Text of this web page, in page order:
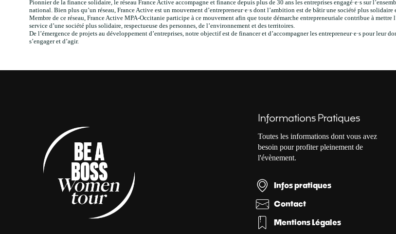
Pionnier de la finance solidaire, le réseau France Active accompagne et finance depuis plus de 30 ans les entreprises engagé·e·s sur
national. Bien plus qu’un réseau, France Active est un mouvement d’entrepreneur·e·s dont l’ambition est de bâtir une société plus solidaire
Membre de ce réseau, France Active MPA-Occitanie participe à ce mouvement afin que toute démarche entrepreneuriale contribue à mettre
service d’une société plus solidaire, respectueuse des personnes, de l’environnement et des territoires.
De l’émergence de projets au développement d’entreprises, notre objectif est de financer et d’accompagner les entrepreneur·e·s pour leur
s’engager et d’agir.
Informations Pratiques
Toutes les informations dont vous avez
besoin pour profiter pleinement de
l'évènement.
Infos pratiques
Contact
Mentions Légales